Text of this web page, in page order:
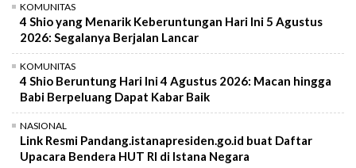
KOMUNITAS
4 Shio yang Menarik Keberuntungan Hari Ini 5 Agustus
2026: Segalanya Berjalan Lancar
KOMUNITAS
4 Shio Beruntung Hari Ini 4 Agustus 2026: Macan hingga
Babi Berpeluang Dapat Kabar Baik
NASIONAL
Link Resmi Pandang.istanapresiden.go.id buat Daftar
Upacara Bendera HUT RI di Istana Negara